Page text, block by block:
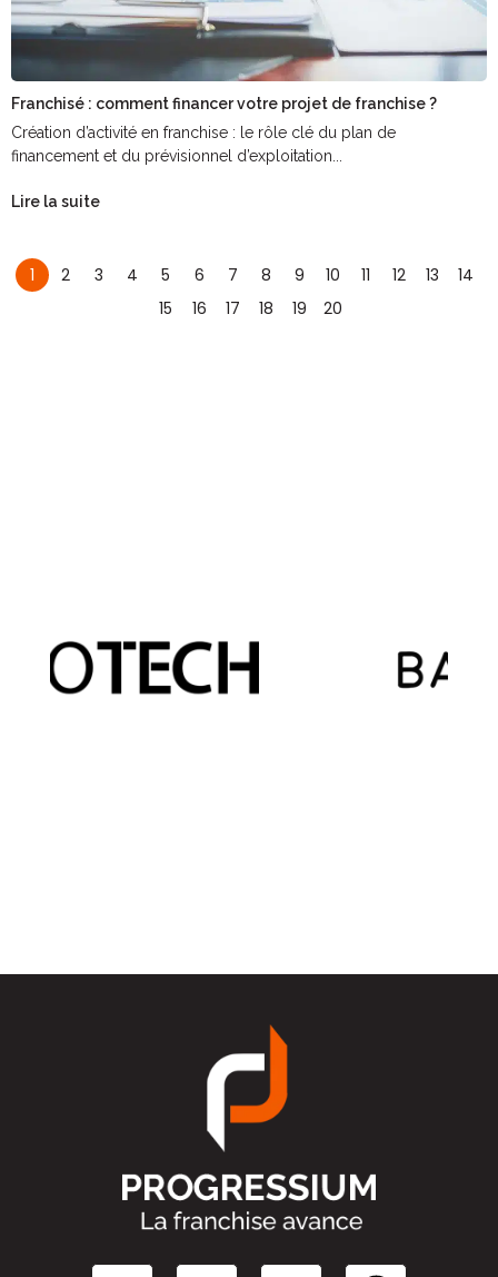
Franchisé : comment financer votre projet de franchise ?
Création d’activité en franchise : le rôle clé du plan de
financement et du prévisionnel d’exploitation...
Lire la suite
1 2 3 4 5 6 7 8 9 10 11 12 13
14
15
16 17 18 19 20